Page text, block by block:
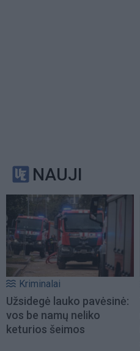
NAUJI
Kriminalai
Užsidegė lauko pavėsinė:
vos be namų neliko
keturios šeimos